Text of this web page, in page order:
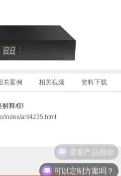
关案例 相关视频 资料下载
解释权!
index/art/4235.html
可以定制方案吗？
需要产品报价